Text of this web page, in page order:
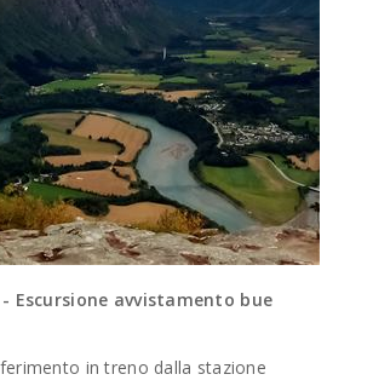
Escursione avvistamento bue
in treno dalla stazione